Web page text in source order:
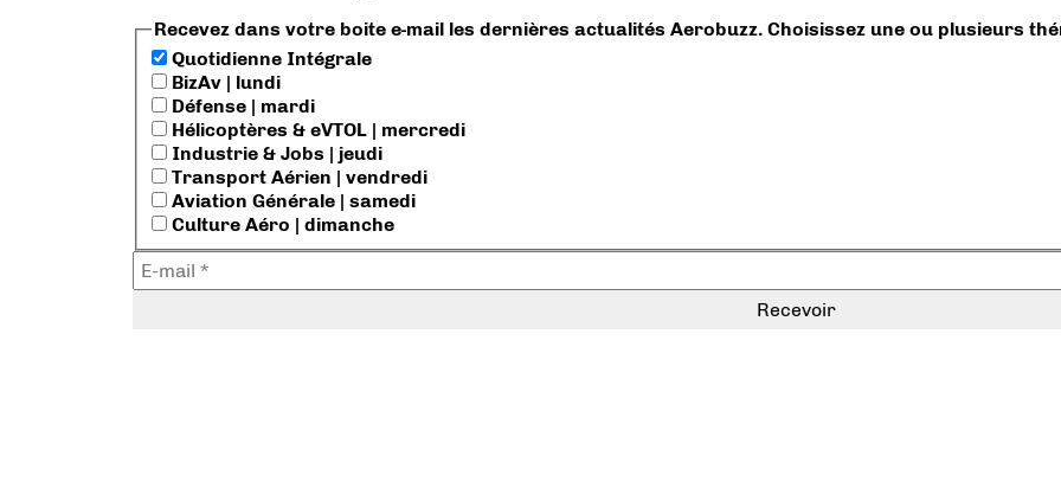
Recevez dans votre boite e-mail les dernières actualités Aerobuzz. Choisissez une ou plusieurs
Quotidienne Intégrale
BizAv | lundi
Défense | mardi
Hélicoptères & eVTOL | mercredi
Industrie & Jobs | jeudi
Transport Aérien | vendredi
Aviation Générale | samedi
Culture Aéro | dimanche